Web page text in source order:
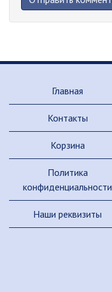
Главная
Контакты
Корзина
Политика
конфиденциальности
Наши реквизиты